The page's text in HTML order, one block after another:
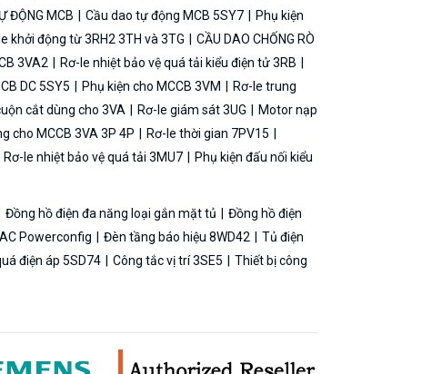
ĐỘNG MCB Cầu dao tự động MCB 5SY7
Phụ kiện
khởi động từ 3RH2 3TH và 3TG
CẦU DAO CHỐNG RÒ
3VA2
Rơ-le nhiệt bảo vệ quá tải kiểu điện tử 3RB
DC 5SY5 Phụ kiện cho MCCB 3VM
Rơ-le trung
cắt dùng cho 3VA Rơ-le giám sát 3UG
Motor nạp
cho MCCB 3VA 3P 4P
Rơ-le thời gian 7PV15
Rơ-le nhiệt bảo vệ quá tải 3MU7
Phụ kiện đấu nối kiểu
Đồng hồ điện đa năng loại gắn mặt tủ
Đồng hồ điện
Powerconfig Đèn tầng báo hiệu 8WD42
Tủ điện
điện áp 5SD74 Công tắc vị trí 3SE5
Thiết bị công